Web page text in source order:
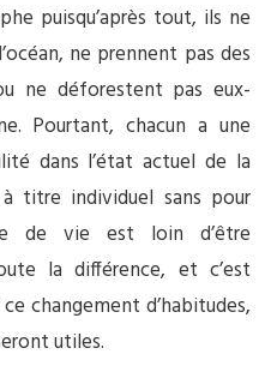
puisqu’après tout, ils ne
ne prennent pas des
ne déforestent pas eux-
Pourtant, chacun a une
dans l’état actuel de la
titre individuel sans pour
de vie est loin d’être
la différence, et c’est
changement d’habitudes,
utiles.